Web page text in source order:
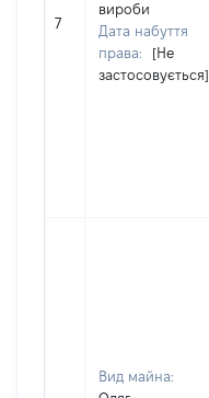
7
вироби
Дата набуття
права:
[Не
застосовується]
Вид майна: